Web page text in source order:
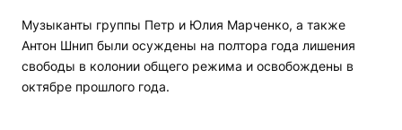
Музыканты группы Петр и Юлия Марченко, а также
Антон Шнип были осуждены на полтора года лишения
свободы в колонии общего режима и освобождены в
октябре прошлого года.